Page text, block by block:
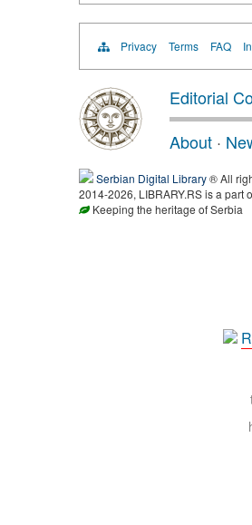
Privacy Terms FAQ
Editorial
About ·
Serbian Digital Library® All
2014-2026, LIBRARY.RS is a part
Keeping the heritage of Serbia